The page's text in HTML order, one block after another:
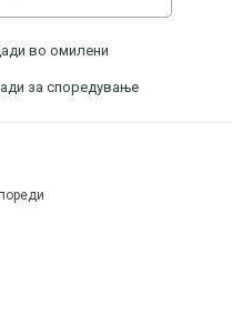
во омилени
за споредување